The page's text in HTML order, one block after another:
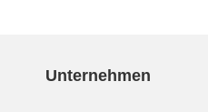
Unternehmen